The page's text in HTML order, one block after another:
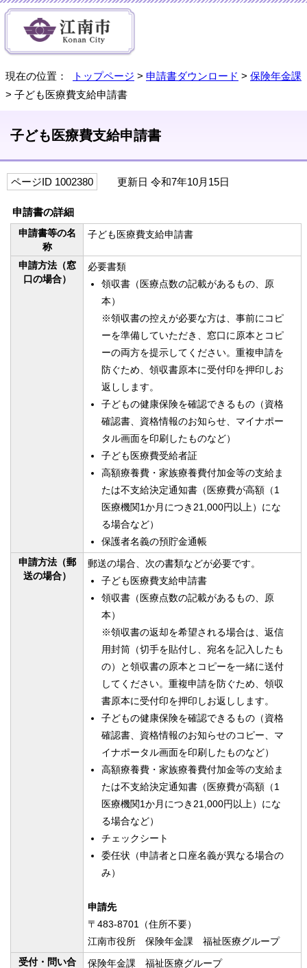
現在の位置： トップページ > 申請書ダウンロード > 保険年金課
> 子ども医療費支給申請書
子ども医療費支給申請書
ページID 1002380 更新日 令和7年10月15日
申請書の詳細
申請書等の名
称
子ども医療費支給申請書
申請方法（窓
口の場合）
必要書類
領収書（医療点数の記載があるもの、原
本）
※領収書の控えが必要な方は、事前にコピ
ーを準備していただき、窓口に原本とコピ
ーの両方を提示してください。重複申請を
防ぐため、領収書原本に受付印を押印しお
返しします。
子どもの健康保険を確認できるもの（資格
確認書、資格情報のお知らせ、マイナポー
タル画面を印刷したものなど）
子ども医療費受給者証
高額療養費・家族療養費付加金等の支給ま
たは不支給決定通知書（医療費が高額（1
医療機関1か月につき21,000円以上）にな
る場合など）
保護者名義の預貯金通帳
申請方法（郵
送の場合）
郵送の場合、次の書類などが必要です。
子ども医療費支給申請書
領収書（医療点数の記載があるもの、原
本）
※領収書の返却を希望される場合は、返信
用封筒（切手を貼付し、宛名を記入したも
の）と領収書の原本とコピーを一緒に送付
してください。重複申請を防ぐため、領収
書原本に受付印を押印しお返しします。
子どもの健康保険を確認できるもの（資格
確認書、資格情報のお知らせのコピー、マ
イナポータル画面を印刷したものなど）
高額療養費・家族療養費付加金等の支給ま
たは不支給決定通知書（医療費が高額（1
医療機関1か月につき21,000円以上）にな
る場合など）
チェックシート
委任状（申請者と口座名義が異なる場合の
み）
申請先
〒483-8701（住所不要）
江南市役所 保険年金課 福祉医療グループ
受付・問い合
保険年金課 福祉医療グループ